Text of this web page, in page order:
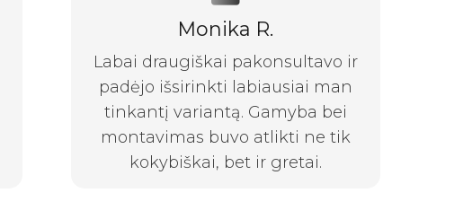
Monika R.
Labai draugiškai pakonsultavo ir
padėjo išsirinkti labiausiai man
tinkantį variantą. Gamyba bei
montavimas buvo atlikti ne tik
kokybiškai, bet ir gretai.